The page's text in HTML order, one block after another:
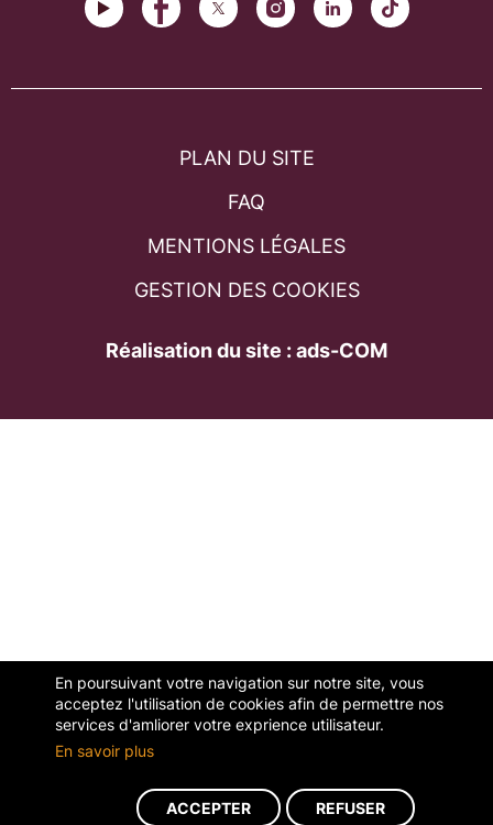
En poursuivant votre navigation sur notre site, vous
acceptez l'utilisation de cookies afin de permettre nos
services d'amliorer votre exprience utilisateur.
En savoir plus
ACCEPTER REFUSER
PLAN DU SITE
FAQ
MENTIONS LÉGALES
GESTION DES COOKIES
Réalisation du site : ads-COM